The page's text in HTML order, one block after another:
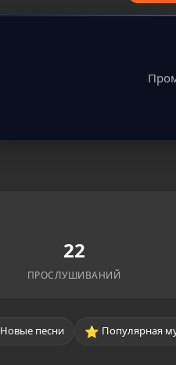
22
ПРОСЛУШИВАНИЙ
Новые песни ⭐ Популярная